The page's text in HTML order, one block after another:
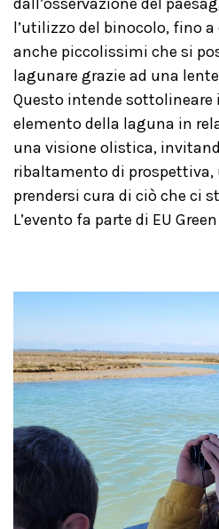
l’utilizzo del binocolo, fino
anche piccolissimi che si
lagunare grazie ad una
Questo intende
elemento della laguna in
una visione olistica,
ribaltamento di prospettiva,
prendersi cura di ciò che ci
L’evento fa parte di EU